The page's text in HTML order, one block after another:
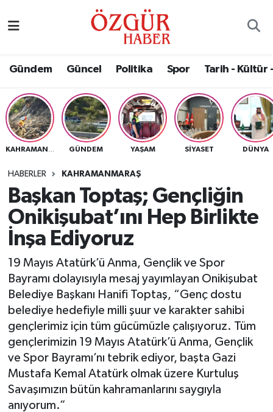
Gündem Güncel Politika Spor Tarih - Kültür
GÜNDEM YAŞAM SIYASET DÜNYA
HABERLER KAHRAMANMARAŞ
Başkan Toptaş; Gençliğin
Onikişubat’ını Hep Birlikte
İnşa Ediyoruz
19 Mayıs Atatürk’ü Anma, Gençlik ve Spor
Bayramı dolayısıyla mesaj yayımlayan Onikişubat
Belediye Başkanı Hanifi Toptaş, “Genç dostu
belediye hedefiyle milli şuur ve karakter sahibi
gençlerimiz için tüm gücümüzle çalışıyoruz. Tüm
gençlerimizin 19 Mayıs Atatürk’ü Anma, Gençlik
ve Spor Bayramı’nı tebrik ediyor, başta Gazi
Mustafa Kemal Atatürk olmak üzere Kurtuluş
Savaşımızın bütün kahramanlarını saygıyla
anıyorum.”
Eğitim
Ekonomi
Güncel
Gündem
Magazin
Politika
Sağlık
Spor
Tarih - Kültür - Sanat - Turizm
Yaşam
Nöbetçi Eczaneler
Namaz Vakitleri
Trafik Durumu
Süper Lig Puan Durumu ve Fikstür
Tüm Manşetler
Son Dakika Haberleri
Haber Arşivi